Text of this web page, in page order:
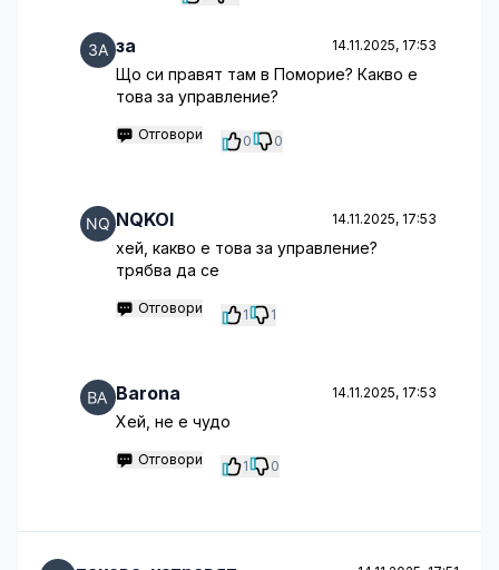
за 14.11.2025, 17:53
Що си правят там в Поморие? Какво е
това за управление?
Отговори 0 0
NQKOI 14.11.2025, 17:53
хей, какво е това за управление?
трябва да се
Отговори 1 1
Barona 14.11.2025, 17:53
Хей, не е чудо
Отговори 1 0